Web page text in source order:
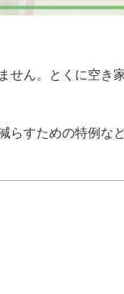
せん。とくに空き
らすための特例な